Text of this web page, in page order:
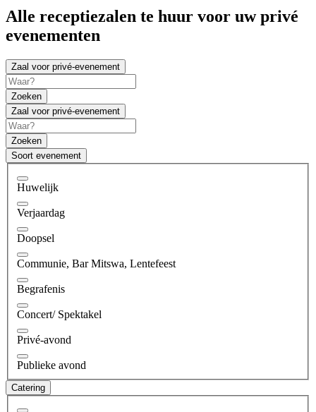
Alle receptiezalen te huur voor uw privé
evenementen
Zaal voor privé-evenement
Zoeken
Zaal voor privé-evenement
Zoeken
Soort evenement
Huwelijk
Verjaardag
Doopsel
Communie, Bar Mitswa, Lentefeest
Begrafenis
Concert/ Spektakel
Privé-avond
Publieke avond
Catering